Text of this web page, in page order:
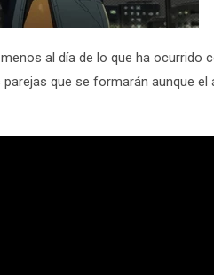
al día de lo que ha ocurrido
que se formarán aunque